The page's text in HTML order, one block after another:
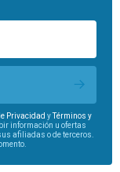
Privacidad yTérminos y
información u ofertas
afiliadas o de terceros.